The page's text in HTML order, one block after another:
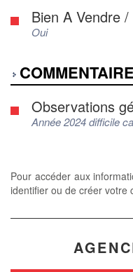
Bien A Vendre
Oui
Observations
Année 2024 difficile
Pour accéder aux
identifier ou de créer votre